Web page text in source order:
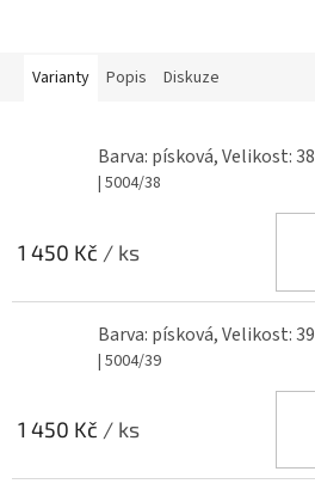
Varianty Popis Diskuze
Barva: písková, Velikost: 38
| 5004/38
1 450 Kč / ks
Barva: písková, Velikost: 39
| 5004/39
1 450 Kč / ks